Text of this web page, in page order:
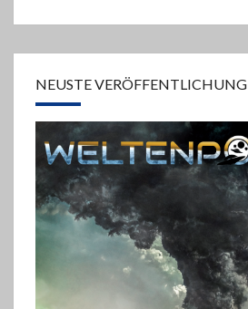
NEUSTE VERÖFFENTLICHUNG